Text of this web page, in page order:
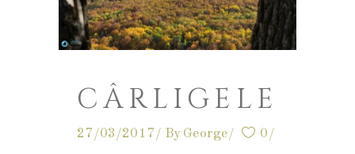
CÂRLIGELE
27/03/2017 By George 0